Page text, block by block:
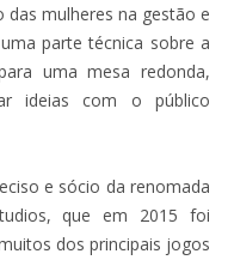
mulheres na gestão e
parte técnica sobre a
uma mesa redonda,
ideias com o público
e sócio da renomada
que em 2015 foi
dos principais jogos